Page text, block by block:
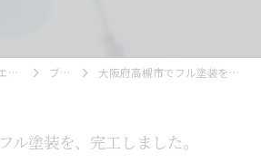
大阪の外壁塗装ならエンタープライズ ブログ 大阪府高槻市でフル塗装を、完工しました。
ル塗装を、完工しました。